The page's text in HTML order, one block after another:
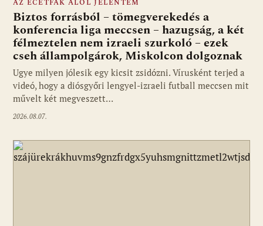
AZ ECETFÁK ALÓL JELENTEM
Biztos forrásból – tömegverekedés a
konferencia liga meccsen – hazugság, a két
félmeztelen nem izraeli szurkoló – ezek
cseh állampolgárok, Miskolcon dolgoznak
Ugye milyen jólesik egy kicsit zsidózni. Vírusként terjed a
videó, hogy a diósgyőri lengyel-izraeli futball meccsen mit
művelt két megveszett…
2026.08.07.